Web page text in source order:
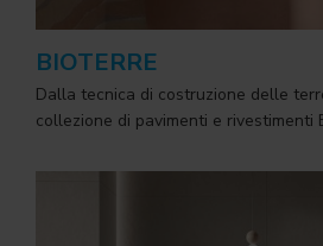
BIOTERRE
Dalla tecnica di costruzione delle
collezione di pavimenti e rivestimenti